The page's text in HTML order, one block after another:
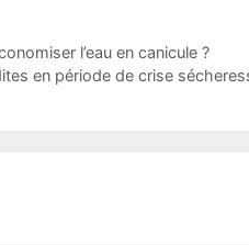
l’eau en canicule ?
en période de crise